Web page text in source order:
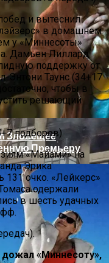
Трассе Одесса-
Два Грузовика
Зловещее
Премьеру
и вытеснил
в домашнем
у «Миннесоты»
Дамьен Лиллард
поддержку от
Энтони Таунс (34+17
чтобы в
решающий
подборов).
«Майами» на
Эрика
131 очко. «Лейкерс»
одержали
в шесть удачных
«Миннесоту»,